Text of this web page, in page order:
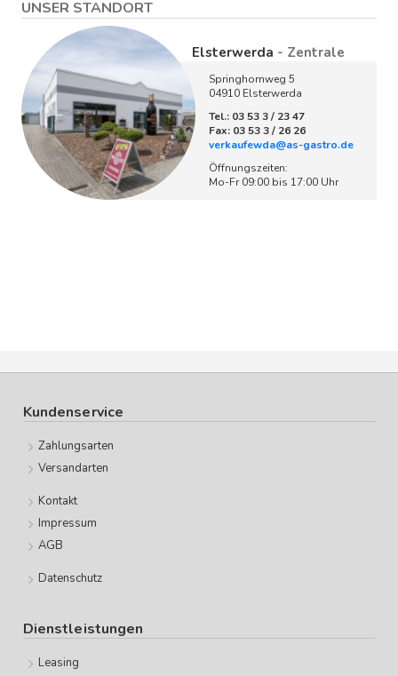
UNSER STANDORT
Elsterwerda - Zentrale
Springhornweg 5
04910 Elsterwerda
Tel.: 03 53 3 / 23 47
Fax: 03 53 3 / 26 26
verkaufewda@as-gastro.de
Öffnungszeiten:
Mo-Fr 09:00 bis 17:00 Uhr
Kundenservice
Zahlungsarten
Versandarten
Kontakt
Impressum
AGB
Datenschutz
Dienstleistungen
Leasing